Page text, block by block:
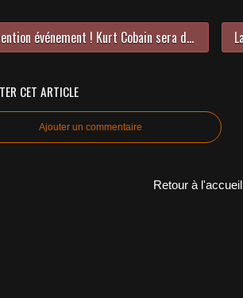
Attention événement ! Kurt Cobain sera de retour dans les bacs le mois prochain !
CET ARTICLE
Ajouter un commentaire
Retour à l'accueil